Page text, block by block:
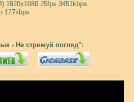
1920x1080 25fps 3451kbps
127kbps
- Не стримуй погляд":